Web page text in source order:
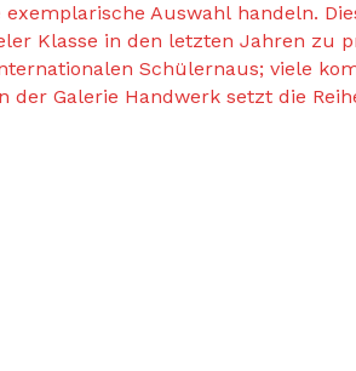
Auswahl handeln.
Klasse in den letzten Jahren zu
Schülernaus; viele
der Galerie Handwerk setzt die